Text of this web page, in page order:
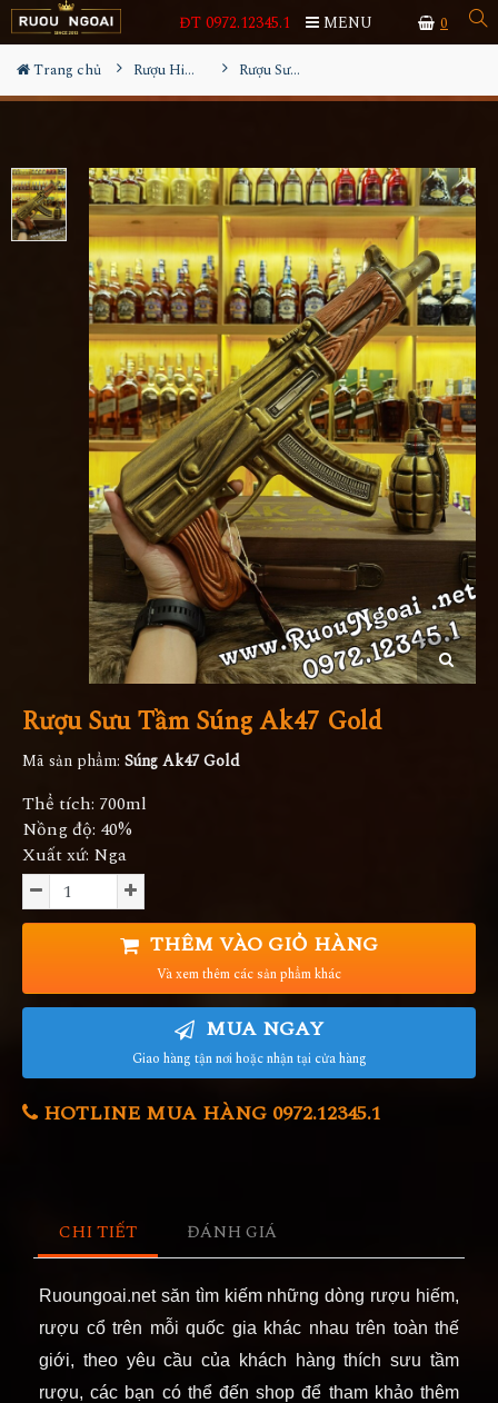
0
ĐT 0972.12345.1 MENU
Trang chủ Rượu Hiếm - Cũ Rượu Sưu Tầm Súng Ak47 Gold
Rượu Sưu Tầm Súng Ak47 Gold
Mã sản phẩm: Súng Ak47 Gold
Thể tích: 700ml
Nồng độ: 40%
Xuất xứ: Nga
THÊM VÀO GIỎ HÀNG
Và xem thêm các sản phẩm khác
MUA NGAY
Giao hàng tận nơi hoặc nhận tại cửa hàng
HOTLINE MUA HÀNG 0972.12345.1
CHI TIẾT ĐÁNH GIÁ
Ruoungoai.net săn tìm kiếm những dòng rượu hiếm,
rượu cổ trên mỗi quốc gia khác nhau trên toàn thế
giới, theo yêu cầu của khách hàng thích sưu tầm
rượu, các bạn có thể đến shop để tham khảo thêm